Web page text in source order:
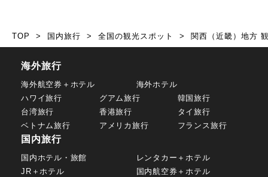
TOP 国内旅行 全国の観光スポット 関西（近畿）地方
海外旅行
海外航空券＋ホテル
海外ホテル
ハワイ旅行
グアム旅行
韓国旅行
台湾旅行
香港旅行
タイ旅行
ベトナム旅行
アメリカ旅行 フランス旅行
国内旅行
国内ホテル・旅館
レンタカー＋ホテル
JR＋ホテル
国内航空券＋ホテル